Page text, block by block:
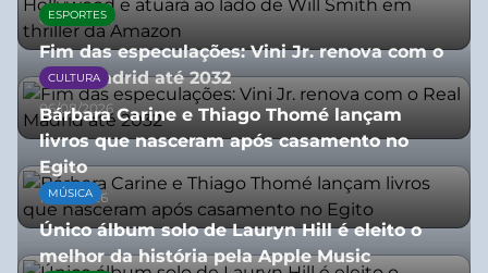
06/08/2026
ESPORTES
Fim das especulações: Vini Jr. renova com o
Real Madrid até 2032
06/08/2026
CULTURA
Bárbara Carine e Thiago Thomé lançam
livros que nasceram após casamento no
Egito
10/07/2026
MÚSICA
Único álbum solo de Lauryn Hill é eleito o
melhor da história pela Apple Music